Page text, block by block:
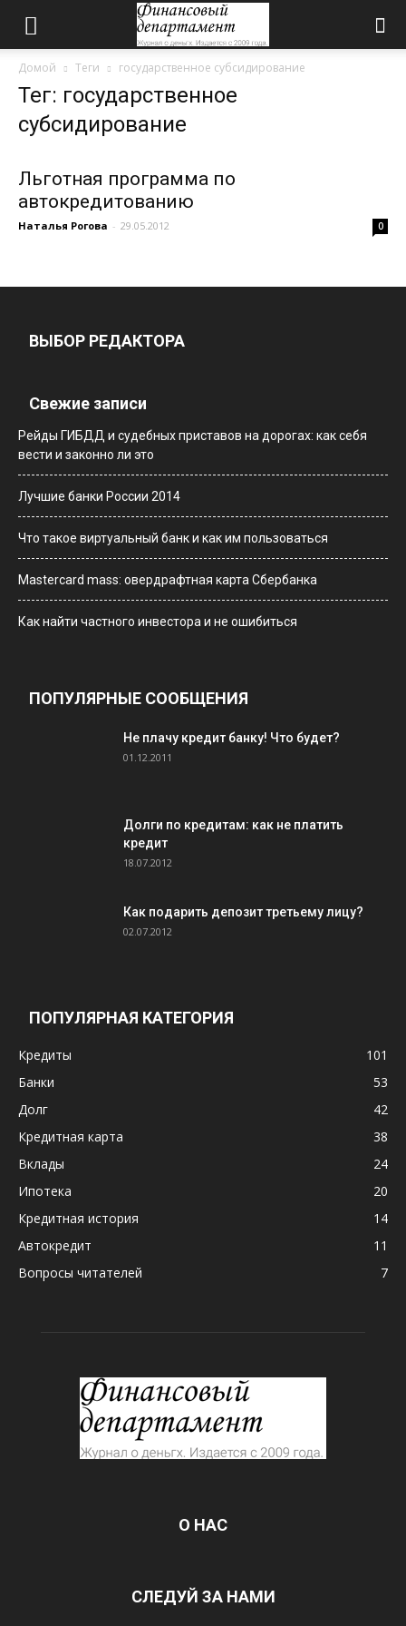
Домой Теги государственное субсидирование
Тег: государственное
субсидирование
Льготная программа по
автокредитованию
Наталья Рогова - 29.05.2012 0
ВЫБОР РЕДАКТОРА
Свежие записи
Рейды ГИБДД и судебных приставов на дорогах: как себя
вести и законно ли это
Лучшие банки России 2014
Что такое виртуальный банк и как им пользоваться
Мastercard mass: овердрафтная карта Сбербанка
Как найти частного инвестора и не ошибиться
ПОПУЛЯРНЫЕ СООБЩЕНИЯ
Не плачу кредит банку! Что будет?
01.12.2011
Долги по кредитам: как не платить
кредит
18.07.2012
Как подарить депозит третьему лицу?
02.07.2012
ПОПУЛЯРНАЯ КАТЕГОРИЯ
Кредиты
101
Банки
53
Долг
42
Кредитная карта
38
Вклады
24
Ипотека
20
Кредитная история
14
Автокредит
11
Вопросы читателей
7
О НАС
СЛЕДУЙ ЗА НАМИ